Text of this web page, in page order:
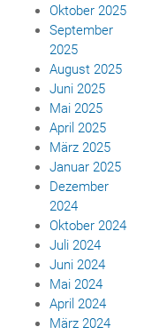
Oktober 2025
September
2025
August 2025
Juni 2025
Mai 2025
April 2025
März 2025
Januar 2025
Dezember
2024
Oktober 2024
Juli 2024
Juni 2024
Mai 2024
April 2024
März 2024